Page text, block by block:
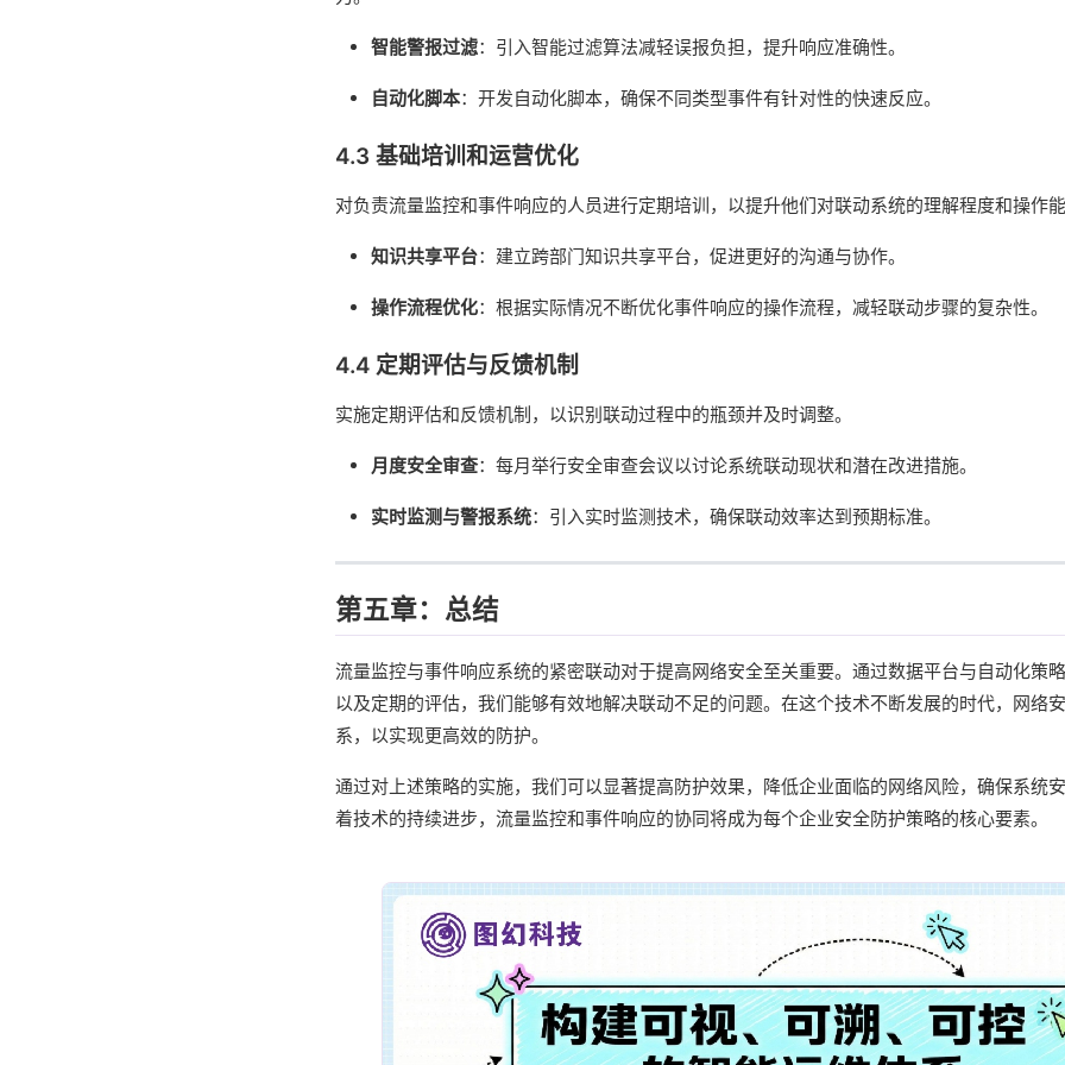
智能警报过滤：引入智能过滤算法减轻误报负担，提升响应准确性。
自动化脚本：开发自动化脚本，确保不同类型事件有针对性的快速反应。
4.3 基础培训和运营优化
对负责流量监控和事件响应的人员进行定期培训，以提升他们对联动系统的理解程度和操作
知识共享平台：建立跨部门知识共享平台，促进更好的沟通与协作。
操作流程优化：根据实际情况不断优化事件响应的操作流程，减轻联动步骤的复杂性。
4.4 定期评估与反馈机制
实施定期评估和反馈机制，以识别联动过程中的瓶颈并及时调整。
月度安全审查：每月举行安全审查会议以讨论系统联动现状和潜在改进措施。
实时监测与警报系统：引入实时监测技术，确保联动效率达到预期标准。
第五章：总结
流量监控与事件响应系统的紧密联动对于提高网络安全至关重要。通过数据平台与自动化策
以及定期的评估，我们能够有效地解决联动不足的问题。在这个技术不断发展的时代，网络
系，以实现更高效的防护。
通过对上述策略的实施，我们可以显著提高防护效果，降低企业面临的网络风险，确保系统
着技术的持续进步，流量监控和事件响应的协同将成为每个企业安全防护策略的核心要素。